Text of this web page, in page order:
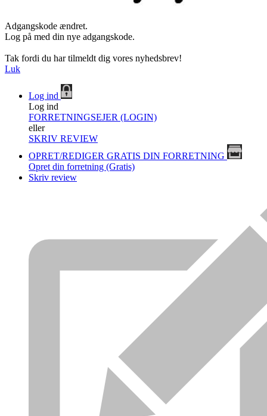
Adgangskode ændret.
Log på med din nye adgangskode.
Tak fordi du har tilmeldt dig vores nyhedsbrev!
Luk
Log ind
Log ind
FORRETNINGSEJER (LOGIN)
eller
SKRIV REVIEW
OPRET/REDIGER GRATIS DIN FORRETNING
Opret din forretning (Gratis)
Skriv review